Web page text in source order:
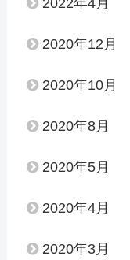
2020年12月
2020年10月
2020年8月
2020年5月
2020年4月
2020年3月